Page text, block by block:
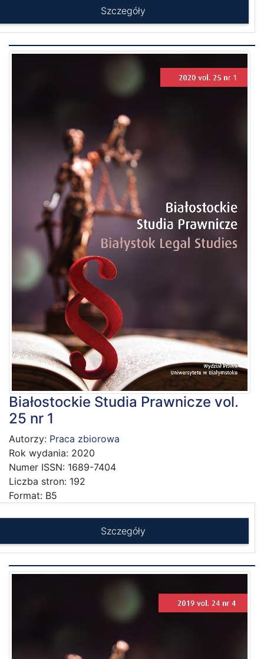
Szczegóły
Białostockie Studia Prawnicze vol.
25 nr 1
Autorzy: Praca zbiorowa
Rok wydania: 2020
Numer ISSN: 1689-7404
Liczba stron: 192
Format: B5
Szczegóły